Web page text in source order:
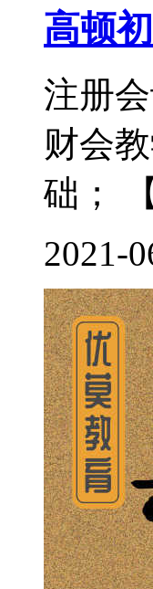
高顿
注册
财会
础；
2021-